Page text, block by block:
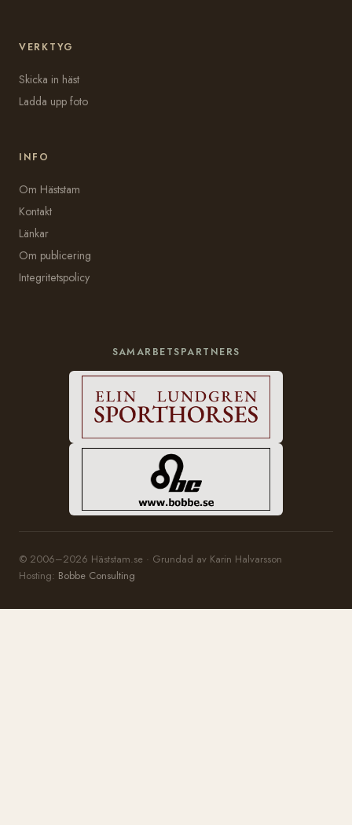
VERKTYG
Skicka in häst
Ladda upp foto
INFO
Om Häststam
Kontakt
Länkar
Om publicering
Integritetspolicy
SAMARBETSPARTNERS
© 2006–2026 Häststam.se · Grundad av Karin Halvarsson
Hosting: Bobbe Consulting